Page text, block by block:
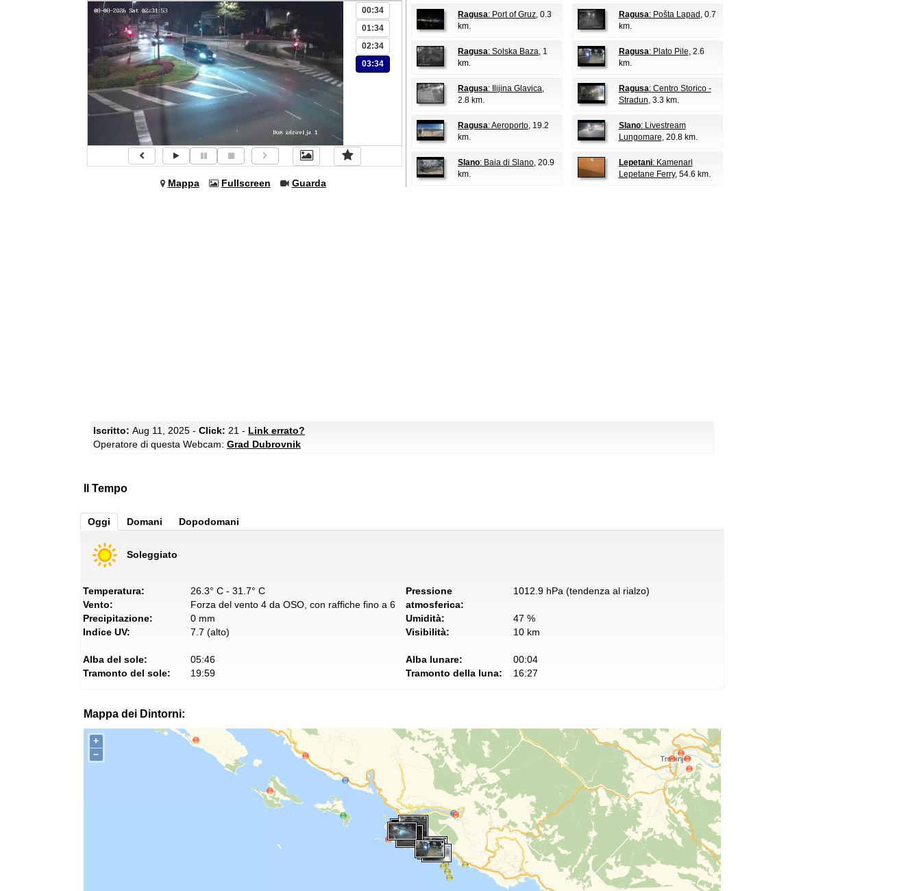
00:34
01:34
02:34
03:34
Mappa Fullscreen Guarda
Ragusa: Port of Gruz, 0.3
km.
Ragusa: Pošta Lapad , 0.7
km.
Ragusa: Solska Baza, 1
km.
Ragusa: Plato Pile, 2.6
km.
Ragusa: Ilijina Glavica,
2.8 km.
Ragusa: Centro Storico -
Stradun, 3.3 km.
Ragusa: Aeroporto, 19.2
km.
Slano: Livestream
Lungomare, 20.8 km.
Slano: Baia di Slano, 20.9
km.
Lepetani: Kamenari
Lepetane Ferry, 54.6 km.
Iscritto: Aug 11, 2025 - Click: 21 - Link errato?
Operatore di questa Webcam: Grad Dubrovnik
Il Tempo
Oggi Domani Dopodomani
Soleggiato
Temperatura:
26.3° C - 31.7° C
Vento:
Forza del vento 4 da OSO, con raffiche fino a 6
Precipitazione:
0 mm
Indice UV:
7.7 (alto)
Pressione
atmosferica:
1012.9 hPa (tendenza al rialzo)
Umidità:
47 %
Visibilità:
10 km
Alba del sole:
05:46
Tramonto del sole:
19:59
Alba lunare:
00:04
Tramonto della luna:
16:27
Mappa dei Dintorni:
+
−